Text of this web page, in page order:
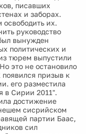
писавших
и заборах.
их.
руководство
вынужден
политических и
тюрем выпустили
это не остановило
призыв к
его разместила
в Сирии 2011".
достижение
сисрийском
партии Баас,
сил